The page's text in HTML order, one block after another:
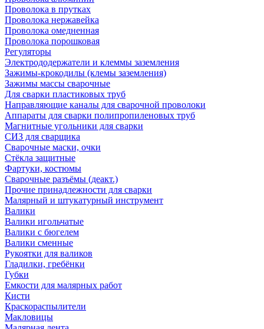
Проволока в прутках
Проволока нержавейка
Проволока омедненная
Проволока порошковая
Регуляторы
Электрододержатели и клеммы заземления
Зажимы-крокодилы (клемы заземления)
Зажимы массы сварочные
Для сварки пластиковых труб
Направляющие каналы для сварочной проволоки
Аппараты для сварки полипропиленовых труб
Магнитные угольники для сварки
СИЗ для сварщика
Сварочные маски, очки
Стёкла защитные
Фартуки, костюмы
Сварочные разъёмы (деакт.)
Прочие принадлежности для сварки
Малярный и штукатурный инструмент
Валики
Валики игольчатые
Валики с бюгелем
Валики сменные
Рукоятки для валиков
Гладилки, гребёнки
Губки
Емкости для малярных работ
Кисти
Краскораспылители
Макловицы